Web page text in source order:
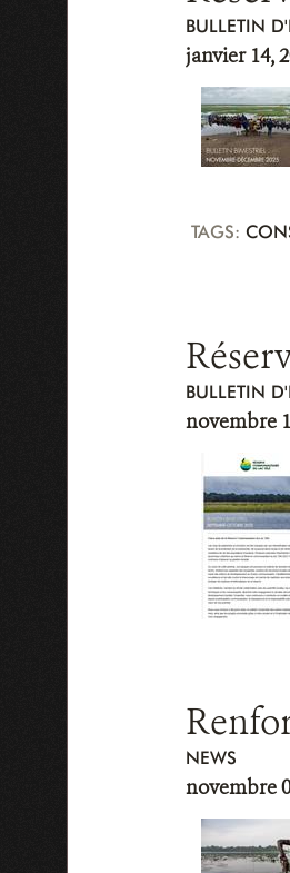
BULLETIN
janvier 14,
TAGS:
BULLETIN
novembre
NEWS
novembre